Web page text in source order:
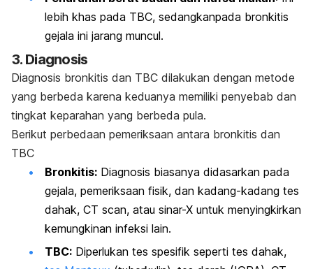
lebih khas pada TBC, sedangkanpada bronkitis
gejala ini jarang muncul.
3. Diagnosis
Diagnosis bronkitis dan TBC dilakukan dengan metode
yang berbeda karena keduanya memiliki penyebab dan
tingkat keparahan yang berbeda pula.
Berikut perbedaan pemeriksaan antara bronkitis dan
TBC
Bronkitis: Diagnosis biasanya didasarkan pada
gejala, pemeriksaan fisik, dan kadang-kadang tes
dahak, CT scan, atau sinar-X untuk menyingkirkan
kemungkinan infeksi lain.
TBC: Diperlukan tes spesifik seperti tes dahak,